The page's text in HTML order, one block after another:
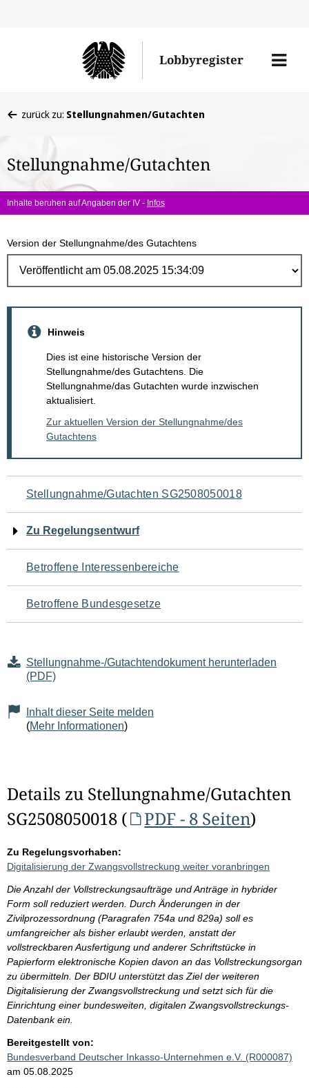
Lobbyregister
Menü
befinden
hier:
zurück zu: Stellungnahmen/Gutachten
Stellungnahme/Gutachten
Inhalte beruhen auf Angaben der IV - Infos
Version der Stellungnahme/des Gutachtens
Hinweis
Dies ist eine historische Version der
Stellungnahme/des Gutachtens. Die
Stellungnahme/das Gutachten wurde inzwischen
aktualisiert.
Zur aktuellen Version der Stellungnahme/des
Gutachtens
Navigation
für
den
Seiteninhalt
Stellungnahme/Gutachten SG2508050018
Zu Regelungsentwurf
Betroffene Interessenbereiche
Betroffene Bundesgesetze
Stellungnahme-/Gutachtendokument herunterladen
(PDF)
Inhalt dieser Seite melden
(Mehr Informationen)
Details zu Stellungnahme/Gutachten
SG2508050018 (
PDF - 8 Seiten)
Zu Regelungsvorhaben:
Digitalisierung der Zwangsvollstreckung weiter voranbringen
Die Anzahl der Vollstreckungsaufträge und Anträge in hybrider
Form soll reduziert werden. Durch Änderungen in der
Zivilprozessordnung (Paragrafen 754a und 829a) soll es
umfangreicher als bisher erlaubt werden, anstatt der
vollstreckbaren Ausfertigung und anderer Schriftstücke in
Papierform elektronische Kopien davon an das Vollstreckungsorgan
zu übermitteln. Der BDIU unterstützt das Ziel der weiteren
Digitalisierung der Zwangsvollstreckung und setzt sich für die
Einrichtung einer bundesweiten, digitalen Zwangsvollstreckungs-
Datenbank ein.
Bereitgestellt von:
Bundesverband Deutscher Inkasso-Unternehmen e.V. (R000087)
am 05.08.2025